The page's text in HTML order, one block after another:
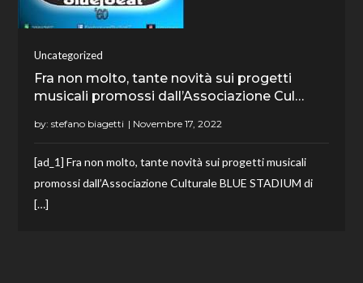
Uncategorized
Fra non molto, tante novità sui progetti
musicali promossi dall’Associazione Cul…
by:stefano biagetti
[ad_1] Fra non molto, tante novità sui progetti musicali
promossi dall’Associazione Culturale BLUE STADIUM di
[…]